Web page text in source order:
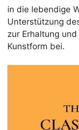
in die lebendige
Unterstützung
zur Erhaltung
Kunstform bei.